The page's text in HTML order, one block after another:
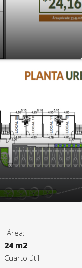
Área:
24 m2
Cuarto útil